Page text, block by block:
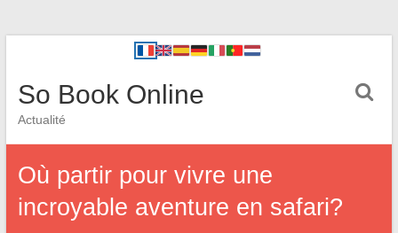
So Book Online
Actualité
Où partir pour vivre une
incroyable aventure en safari?